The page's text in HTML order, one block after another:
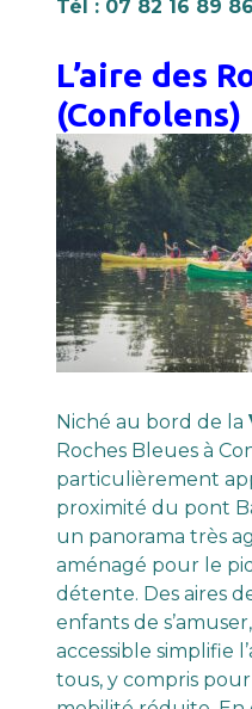
Tél : 07 82 16 89 86
L’aire des
(Confolens)
Niché au bord de la
Roches Bleues à
particulièrement
proximité du pont
un panorama très
aménagé pour le
détente. Des aires
enfants de
accessible simplifie
tous, y compris